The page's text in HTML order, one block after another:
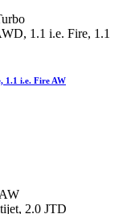
1.1 i.e. Fire AW